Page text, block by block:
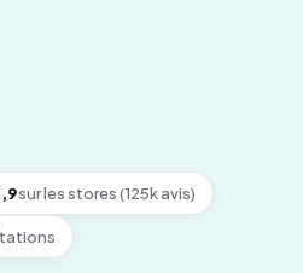
sur les stores (125k avis)